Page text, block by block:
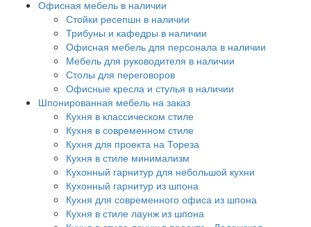
Офисная мебель в наличии
Стойки ресепшн в наличии
Трибуны и кафедры в наличии
Офисная мебель для персонала в наличии
Мебель для руководителя в наличии
Столы для переговоров
Офисные кресла и стулья в наличии
Шпонированная мебель на заказ
Кухня в классическом стиле
Кухня в современном стиле
Кухня для проекта на Тореза
Кухня в стиле минимализм
Кухонный гарнитур для небольшой кухни
Кухонный гарнитур из шпона
Кухня для современного офиса из шпона
Кухня в стиле лаунж из шпона